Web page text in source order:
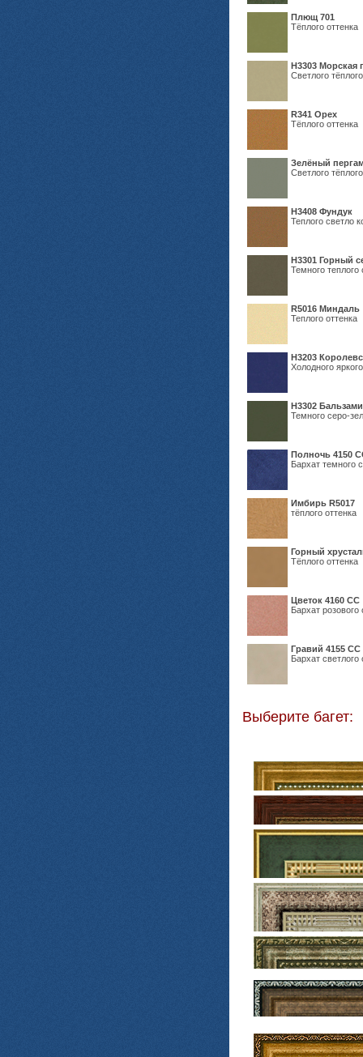
Плющ 701
Тёплого оттенка
H3303 Морская
Светлого
R341 Орех
Тёплого оттенка
Зелёный
Светлого
Н3408 Фундук
Теплого светло
Н3301 Горный
Темного теплого
R5016 Миндаль
Теплого оттенка
Н3203
Холодного
Н3302
Темного серо-
Полночь 4150
Бархат темного
Имбирь R5017
тёплого оттенка
Горный
Тёплого оттенка
Цветок 4160 СС
Бархат розового
Гравий 4155 СС
Бархат светлого
Выберите багет: